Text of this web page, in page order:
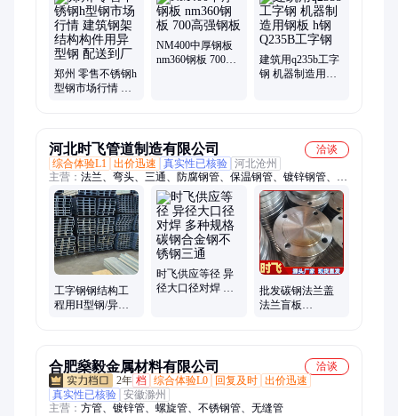
钢、工字钢、不锈钢型材、花纹钢板、高强板、盘螺、普圆、方
管、焊管、圆管、无缝管、镀锌管、镀锌板、花纹板、彩涂板
郑州 零售不锈钢h
型钢市场行情 建
NM400中厚钢板
nm360钢板 700高
建筑用q235b工字
钢 机器制造用钢
河北时飞管道制造有限公司
洽谈
综合体验L1 出价迅速 真实性已核验 河北沧州
主营： 法兰、弯头、三通、防腐钢管、保温钢管、镀锌钢管、异
径管、大小头、人孔、封头、支吊架、管托、沟槽管件、防水套
管、补偿器、高压承插管件、橡胶软接头、方管
工字钢钢结构工
程用H型钢/异型
时飞供应等径 异
径大口径对焊 多
批发碳钢法兰盖
法兰盲板
合肥燊毅金属材料有限公司
洽谈
2年 档 综合体验L0 回复及时 出价迅速
真实性已核验 安徽滁州
主营： 方管、镀锌管、螺旋管、不锈钢管、无缝管